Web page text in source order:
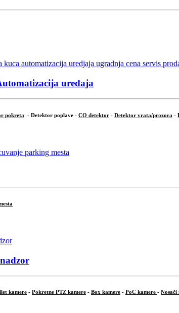
uređaja
pokreta - Detektor poplave - CO detektor - Detektor vrata/prozora -
kamere - Pokretne PTZ kamere - Box kamere - PoC kamere - Nosači